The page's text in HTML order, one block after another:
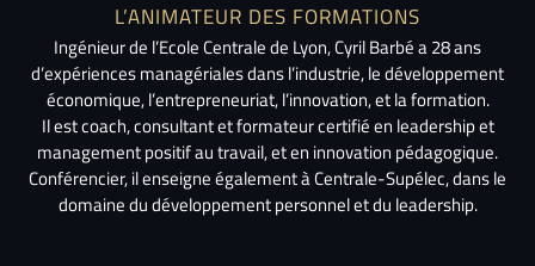
L’ANIMATEUR DES FORMATIONS
Ingénieur de l’Ecole Centrale de Lyon, Cyril Barbé a 28 ans
d’expériences managériales dans l’industrie, le développement
économique, l’entrepreneuriat, l’innovation, et la formation.
Il est coach, consultant et formateur certifié en leadership et
management positif au travail, et en innovation pédagogique.
Conférencier, il enseigne également à Centrale-Supélec, dans le
domaine du développement personnel et du leadership.